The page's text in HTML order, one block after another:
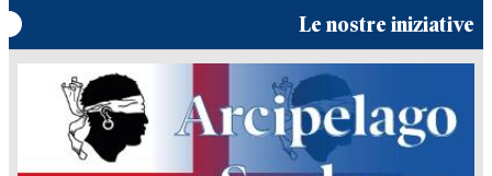
Le nostre iniziative